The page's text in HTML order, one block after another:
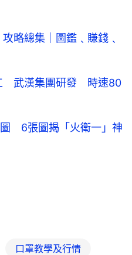
略總集｜圖鑑﹑賺錢﹑
武漢集團研發 時速80
6張圖揭「火衛一」神
口罩教學及行情